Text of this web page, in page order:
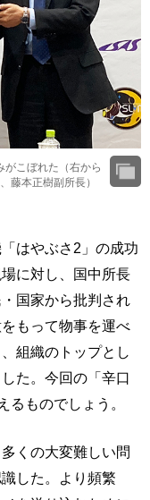
がこぼれた（右から
藤本正樹副所長）
はやぶさ2」の成功
に対し、国中所長
国家から批判され
もって物事を運べ
組織のトップとし
た。今回の「辛口
るものでしょう。
くの大変難しい問
した。より頻繁